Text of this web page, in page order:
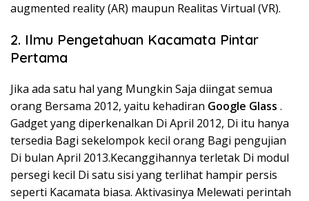
augmented reality (AR) maupun Realitas Virtual (VR).
2. Ilmu Pengetahuan Kacamata Pintar
Pertama
Jika ada satu hal yang Mungkin Saja diingat semua
orang Bersama 2012, yaitu kehadiran Google Glass .
Gadget yang diperkenalkan Di April 2012, Di itu hanya
tersedia Bagi sekelompok kecil orang Bagi pengujian
Di bulan April 2013.Kecanggihannya terletak Di modul
persegi kecil Di satu sisi yang terlihat hampir persis
seperti Kacamata biasa. Aktivasinya Melewati perintah